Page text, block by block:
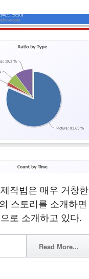
작법은 매우 거창한
스토리를 소개하면
로 소개하고 있다.
Read More...